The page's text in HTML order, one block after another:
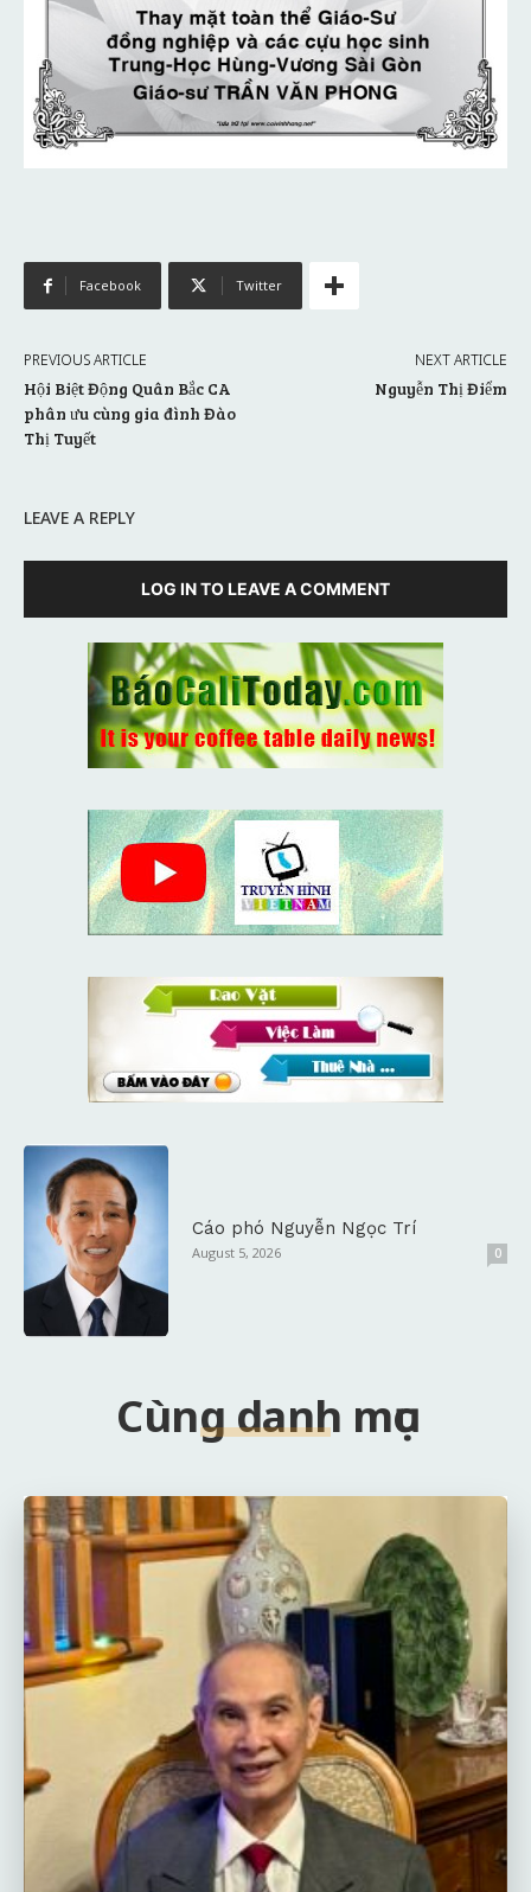
Facebook Twitter
PREVIOUS ARTICLE
Hội Biệt Động Quân Bắc CA
phân ưu cùng gia đình Đào
Thị Tuyết
NEXT ARTICLE
Nguyễn Thị Điểm
LEAVE A REPLY
LOG IN TO LEAVE A COMMENT
Cáo phó Nguyễn Ngọc Trí
August 5, 2026 0
Cùng danh mục